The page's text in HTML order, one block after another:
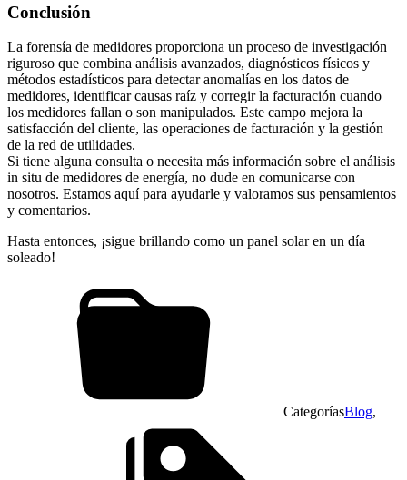
Conclusión
La forensía de medidores proporciona un proceso de investigación
riguroso que combina análisis avanzados, diagnósticos físicos y
métodos estadísticos para detectar anomalías en los datos de
medidores, identificar causas raíz y corregir la facturación cuando
los medidores fallan o son manipulados. Este campo mejora la
satisfacción del cliente, las operaciones de facturación y la gestión
de la red de utilidades.
Si tiene alguna consulta o necesita más información sobre el análisis
in situ de medidores de energía, no dude en comunicarse con
nosotros. Estamos aquí para ayudarle y valoramos sus pensamientos
y comentarios.
Hasta entonces, ¡sigue brillando como un panel solar en un día
soleado!
CategoríasBlog,